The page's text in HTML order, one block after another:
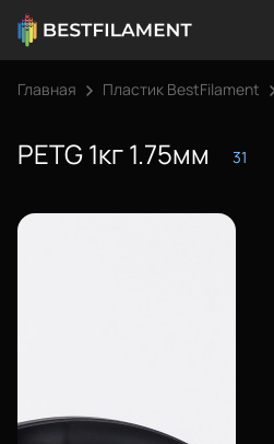
Главная Пластик BestFilament
PETG 1кг 1.75мм 31